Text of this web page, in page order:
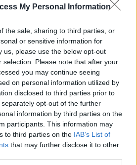
My Personal Information
the sale, sharing to third parties, or
or sensitive information for
us, please use the below opt-out
selection. Please note that after your
you may continue seeing
on personal information utilized by
disclosed to third parties prior to
opt-out of the further
information by third parties on the
participants. This information may
to third parties on the IAB’s List of
that may further disclose it to other
환자의 통증을 완화하고 운동성을 개
라 염증을 억제하는 데에도 탁월한
딸기를 추가하면 신체의 염증 반응
인 건강 증진에 도움이 됩니다.
서 장 건강에 아주 좋습니다. 섬유질
을 규칙적으로 유지해 줍니다. 딸
화기관을 건강하게 유지하고 소화
다.